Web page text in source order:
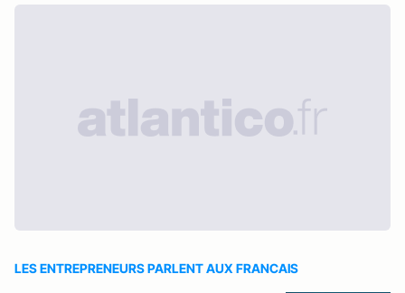
LES ENTREPRENEURS PARLENT AUX FRANCAIS